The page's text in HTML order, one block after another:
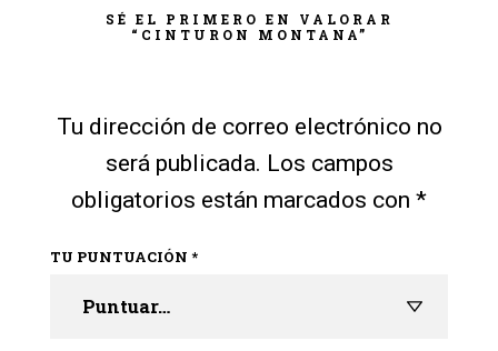
SÉ EL PRIMERO EN VALORAR
“CINTURON MONTANA”
Tu dirección de correo electrónico no
será publicada. Los campos
obligatorios están marcados con *
TU PUNTUACIÓN *